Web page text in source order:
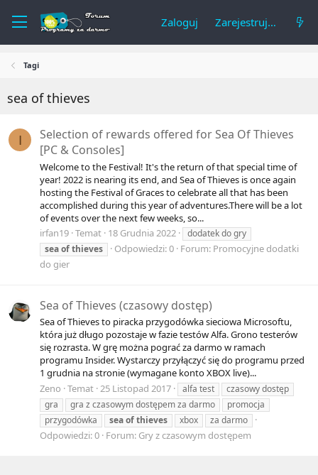
Zaloguj Zarejestruj się
Tagi
sea of thieves
I
Selection of rewards offered for Sea Of Thieves
[PC & Consoles]
Welcome to the Festival! It's the return of that special time of
year! 2022 is nearing its end, and Sea of Thieves is once again
hosting the Festival of Graces to celebrate all that has been
accomplished during this year of adventures.There will be a lot
of events over the next few weeks, so...
irfan19 Temat 18 Grudnia 2022
dodatek do gry
seaofthieves Odpowiedzi: 0 Forum: Promocyjne dodatki
do gier
Sea of Thieves (czasowy dostęp)
Sea of Thieves to piracka przygodówka sieciowa Microsoftu,
która już długo pozostaje w fazie testów Alfa. Grono testerów
się rozrasta. W grę można pograć za darmo w ramach
programu Insider. Wystarczy przyłączyć się do programu przed
1 grudnia na stronie (wymagane konto XBOX live)...
Zeno Temat 25 Listopad 2017 alfa test
czasowy dostęp
gra
gra z czasowym dostępem za darmo
promocja
przygodówka
seaofthieves xbox za darmo
Odpowiedzi: 0 Forum: Gry z czasowym dostępem